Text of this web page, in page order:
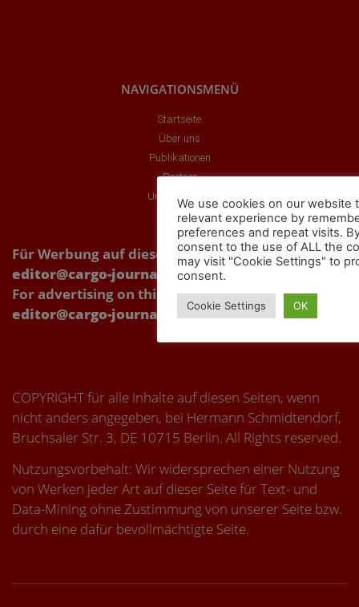
NAVIGATIONSMENÜ
Startseite
Über uns
Publikationen
Partner
Unsere Videos
Für Werbung auf dieser Webseite Kontakt über:
editor@cargo-journal.eu
For advertising on this website, please contact:
editor@cargo-journal.eu
COPYRIGHT für alle Inhalte auf diesen Seiten, wenn
nicht anders angegeben, bei Hermann Schmidtendorf,
Bruchsaler Str. 3, DE 10715 Berlin. All Rights reserved.
Nutzungsvorbehalt: Wir widersprechen einer Nutzung
von Werken jeder Art auf dieser Seite für Text- und
Data-Mining ohne Zustimmung von unserer Seite bzw.
durch eine dafür bevollmächtigte Seite.
We use cookies on our website
relevant experience by
preferences and repeat visits.
consent to the use of ALL the
may visit "Cookie Settings" to
consent.
Cookie Settings OK